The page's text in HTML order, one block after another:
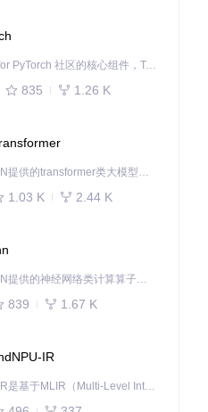
作为 Ascend for PyTorch 社区的核心组件，TorchNPU 是昇腾专为 PyTorch 打造的深度学习适配插件，使 PyTorch 框架能够直接调用昇腾 NPU，为开发者提供昇腾 AI 处理器的超强算力。
835 1.26 K
本项目是CANN提供的transformer类大模型算子库，实现网络在NPU上加速计算。
1.03 K 2.44 K
本项目是CANN提供的神经网络类计算算子库，实现网络在NPU上加速计算。
839 1.67 K
IR
AscendNPU-IR是基于MLIR（Multi-Level Intermediate Representation）构建的，面向昇腾亲和算子编译时使用的中间表示，提供昇腾完备表达能力，通过编译优化提升昇腾AI处理器计算效率，支持通过生态框架使能昇腾AI处理器与深度调优